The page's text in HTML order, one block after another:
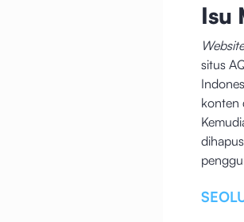
Isu
situs
konten